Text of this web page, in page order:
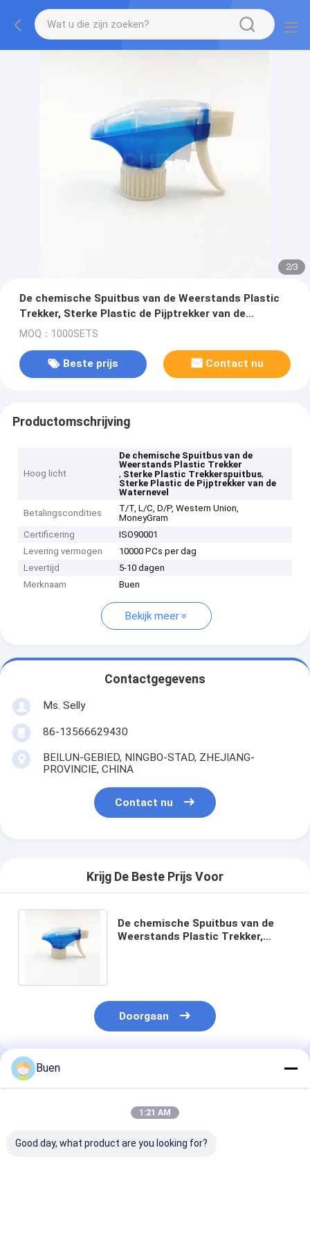
2/3
De chemische Spuitbus van de Weerstands Plastic
Trekker, Sterke Plastic de Pijptrekker van de
Waternevel
MOQ：1000SETS
Beste prijs Contact nu
Productomschrijving
Hoog licht
De chemische Spuitbus van de
Weerstands Plastic Trekker
, Sterke Plastic Trekkerspuitbus,
Sterke Plastic de Pijptrekker van de
Waternevel
Betalingscondities
T/T, L/C, D/P, Western Union,
MoneyGram
Certificering
ISO90001
Levering vermogen
10000 PCs per dag
Levertijd
5-10 dagen
Merknaam
Buen
Bekijk meer
Contactgegevens
Ms. Selly
86-13566629430
BEILUN-GEBIED, NINGBO-STAD, ZHEJIANG-
PROVINCIE, CHINA
Contact nu
Krijg De Beste Prijs Voor
De chemische Spuitbus van de
Weerstands Plastic Trekker,
Doorgaan
Geadviseerde Producten
Buen
1:21 AM
Good day, what product are you looking for?